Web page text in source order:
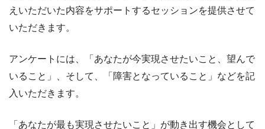
えいただいた内容をサポートするセッションを提供させて
いただきます。
アンケートには、「あなたが今実現させたいこと、望んで
いること」、そして、「障害となっていること」などを記
入いただきます。
「あなたが最も実現させたいこと」が動き出す機会として